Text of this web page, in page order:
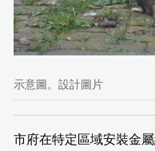
示意圖。設計圖片
市府在特定區域安裝金